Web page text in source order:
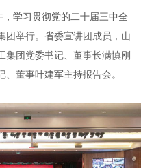
学习贯彻党的二十届三中全
团举行。省委宣讲团成员，山
集团党委书记、董事长满慎刚
董事叶建军主持报告会。